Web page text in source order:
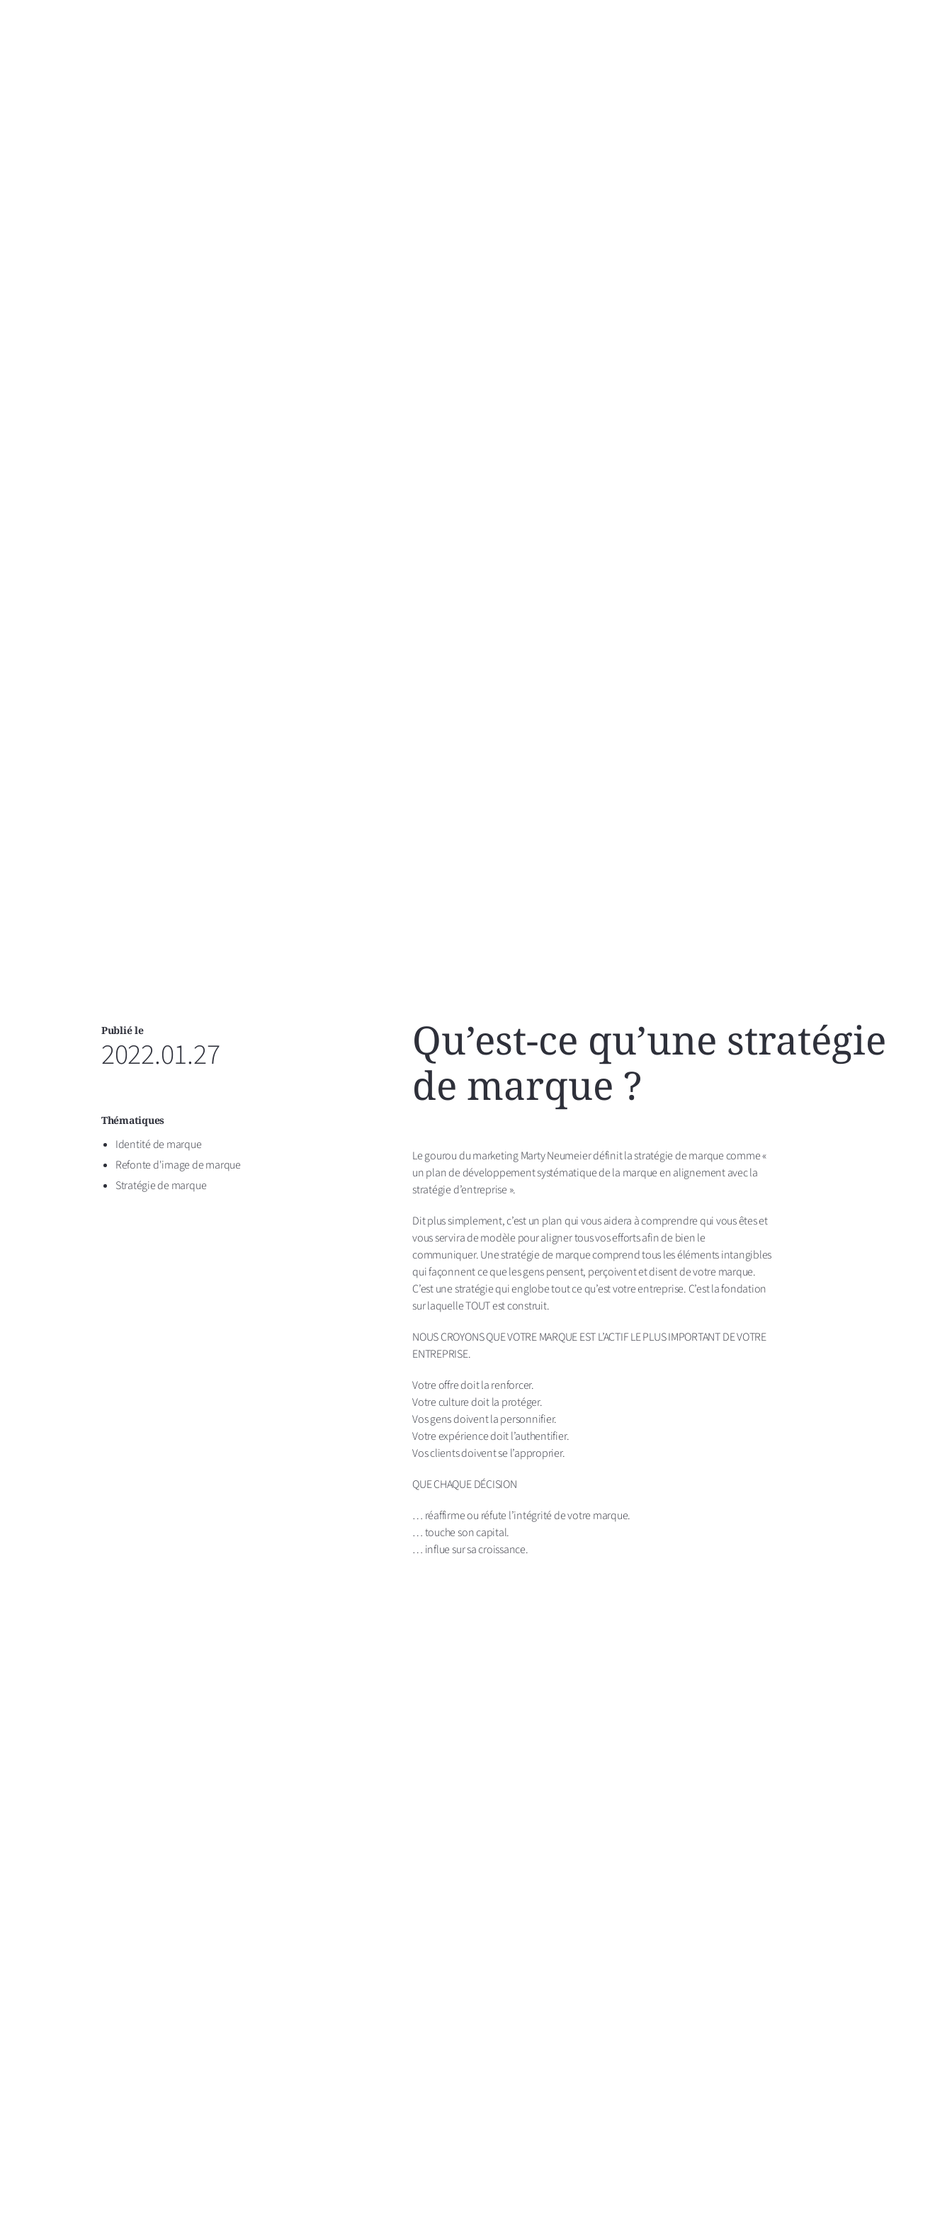
Publié le
2022.01.27
Thématiques
Identité de marque
Refonte d'image de marque
Stratégie de marque
Qu’est-ce qu’une stratégie
de marque ?
Le gourou du marketing Marty Neumeier définit la stratégie de marque comme «
un plan de développement systématique de la marque en alignement avec la
stratégie d’entreprise ».
Dit plus simplement, c’est un plan qui vous aidera à comprendre qui vous êtes et
vous servira de modèle pour aligner tous vos efforts afin de bien le
communiquer. Une stratégie de marque comprend tous les éléments intangibles
qui façonnent ce que les gens pensent, perçoivent et disent de votre marque.
C’est une stratégie qui englobe tout ce qu’est votre entreprise. C’est la fondation
sur laquelle TOUT est construit.
NOUS CROYONS QUE VOTRE MARQUE EST L’ACTIF LE PLUS IMPORTANT DE VOTRE
ENTREPRISE.
Votre offre doit la renforcer.
Votre culture doit la protéger.
Vos gens doivent la personnifier.
Votre expérience doit l’authentifier.
Vos clients doivent se l’approprier.
QUE CHAQUE DÉCISION
… réaffirme ou réfute l’intégrité de votre marque.
… touche son capital.
… influe sur sa croissance.